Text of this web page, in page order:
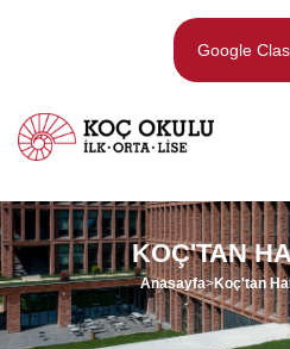
Google
KOÇ'TAN
Anasayfa>Koç'tan